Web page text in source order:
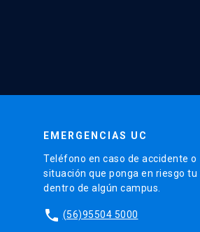
EMERGENCIAS UC
Teléfono en caso de accidente o
situación que ponga en riesgo tu
dentro de algún campus.
phone (56)95504 5000